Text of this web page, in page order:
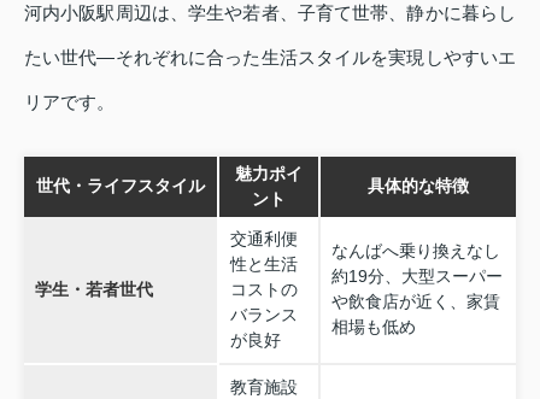
河内小阪駅周辺は、学生や若者、子育て世帯、静かに暮らし
たい世代―それぞれに合った生活スタイルを実現しやすいエ
リアです。
世代・ライフスタイル
魅力ポイ
ント
具体的な特徴
学生・若者世代
交通利便
性と生活
コストの
バランス
が良好
なんばへ乗り換えなし
約19分、大型スーパー
や飲食店が近く、家賃
相場も低め
教育施設